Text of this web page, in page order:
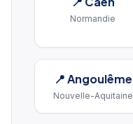
Normandie
📍Angoulême
Nouvelle-Aquitaine